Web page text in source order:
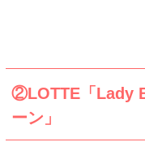
②LOTTE「Lady
ーン」